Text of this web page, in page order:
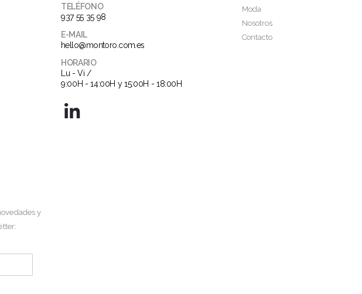
TELÉFONO
937 55 35 98
E-MAIL
hello@montoro.com.es
HORARIO
Lu - Vi /
9:00H - 14:00H y 15:00H - 18:00H
Moda
Nosotros
Contacto
y